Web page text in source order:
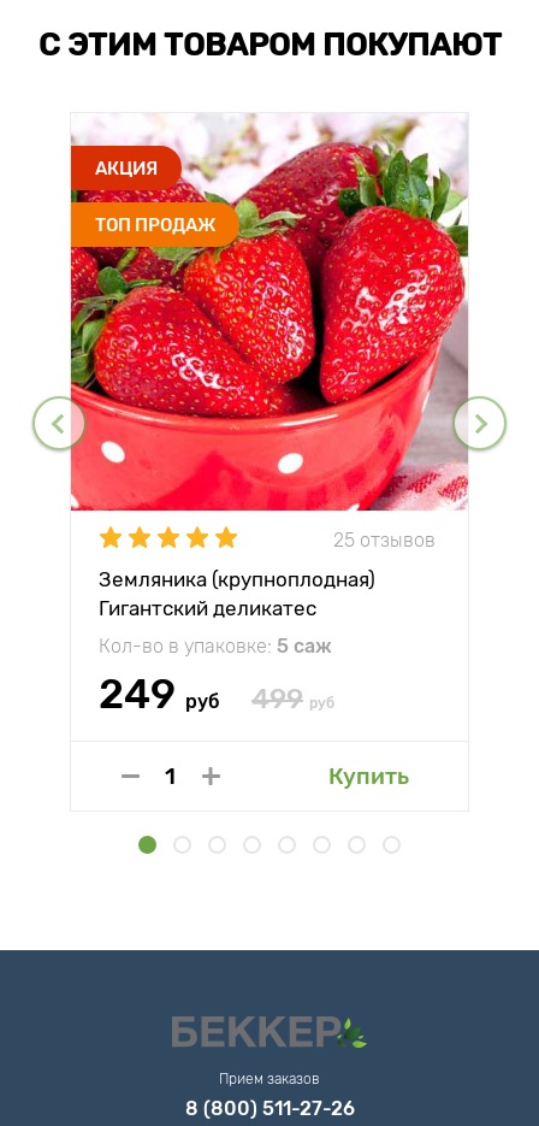
С ЭТИМ ТОВАРОМ ПОКУПАЮТ
АКЦИЯ
ТОП ПРОДАЖ
25 отзывов
Земляника (крупноплодная)
Гигантский деликатес
Кол-во в упаковке: 5 саж
249 руб 499 руб
Купить
Прием заказов
8 (800) 511-27-26